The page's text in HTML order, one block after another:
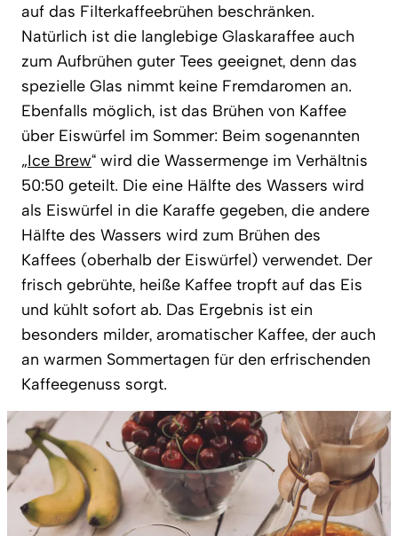
auf das Filterkaffeebrühen beschränken.
Natürlich ist die langlebige Glaskaraffee auch
zum Aufbrühen guter Tees geeignet, denn das
spezielle Glas nimmt keine Fremdaromen an.
Ebenfalls möglich, ist das Brühen von Kaffee
über Eiswürfel im Sommer: Beim sogenannten
„Ice Brew“ wird die Wassermenge im Verhältnis
50:50 geteilt. Die eine Hälfte des Wassers wird
als Eiswürfel in die Karaffe gegeben, die andere
Hälfte des Wassers wird zum Brühen des
Kaffees (oberhalb der Eiswürfel) verwendet. Der
frisch gebrühte, heiße Kaffee tropft auf das Eis
und kühlt sofort ab. Das Ergebnis ist ein
besonders milder, aromatischer Kaffee, der auch
an warmen Sommertagen für den erfrischenden
Kaffeegenuss sorgt.